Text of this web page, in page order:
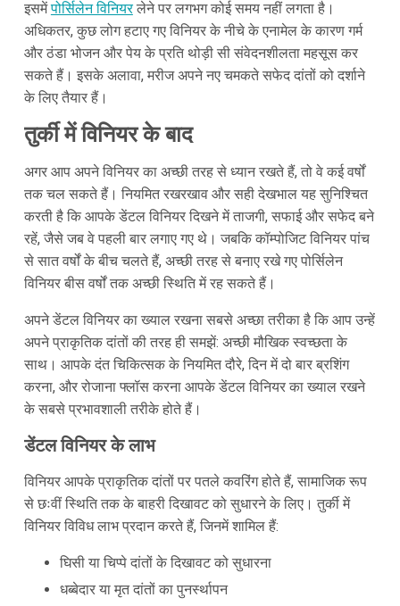
इसमेंपोर्सिलेन विनियरलेने पर लगभग कोई समय नहीं लगता है।
अधिकतर, कुछ लोग हटाए गए विनियर के नीचे के एनामेल के कारण गर्म
और ठंडा भोजन और पेय के प्रति थोड़ी सी संवेदनशीलता महसूस कर
सकते हैं। इसके अलावा, मरीज अपने नए चमकते सफेद दांतों को दर्शाने
के लिए तैयार हैं।
तुर्की में विनियर के बाद
अगर आप अपने विनियर का अच्छी तरह से ध्यान रखते हैं, तो वे कई वर्षों
तक चल सकते हैं। नियमित रखरखाव और सही देखभाल यह सुनिश्चित
करती है कि आपके डेंटल विनियर दिखने में ताजगी, सफाई और सफेद बने
रहें, जैसे जब वे पहली बार लगाए गए थे। जबकि कॉम्पोजिट विनियर पांच
से सात वर्षों के बीच चलते हैं, अच्छी तरह से बनाए रखे गए पोर्सिलेन
विनियर बीस वर्षों तक अच्छी स्थिति में रह सकते हैं।
अपने डेंटल विनियर का ख्याल रखना सबसे अच्छा तरीका है कि आप उन्हें
अपने प्राकृतिक दांतों की तरह ही समझें: अच्छी मौखिक स्वच्छता के
साथ। आपके दंत चिकित्सक के नियमित दौरे, दिन में दो बार ब्रशिंग
करना, और रोजाना फ्लॉस करना आपके डेंटल विनियर का ख्याल रखने
के सबसे प्रभावशाली तरीके होते हैं।
डेंटल विनियर के लाभ
विनियर आपके प्राकृतिक दांतों पर पतले कवरिंग होते हैं, सामाजिक रूप
से छःवीं स्थिति तक के बाहरी दिखावट को सुधारने के लिए। तुर्की में
विनियर विविध लाभ प्रदान करते हैं, जिनमें शामिल हैं:
घिसी या चिप्पे दांतों के दिखावट को सुधारना
धब्बेदार या मृत दांतों का पुनर्स्थापन